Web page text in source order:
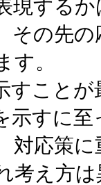
現する
その先
す。
すこと
示すに
対応策
考え方